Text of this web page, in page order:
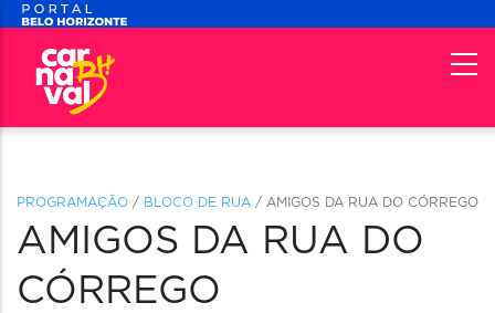
PROGRAMAÇÃO / BLOCO DE RUA / AMIGOS DA RUA DO CÓRREGO
AMIGOS DA RUA DO
CÓRREGO